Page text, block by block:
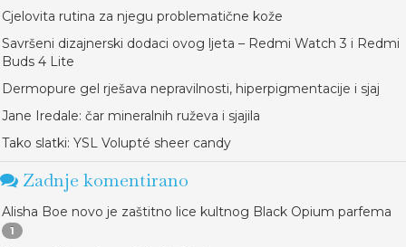
Cjelovita rutina za njegu problematične kože
Savršeni dizajnerski dodaci ovog ljeta – Redmi Watch 3 i Redmi
Buds 4 Lite
Dermopure gel rješava nepravilnosti, hiperpigmentacije i sjaj
Jane Iredale: čar mineralnih ruževa i sjajila
Tako slatki: YSL Volupté sheer candy
Zadnje komentirano
Alisha Boe novo je zaštitno lice kultnog Black Opium parfema
1